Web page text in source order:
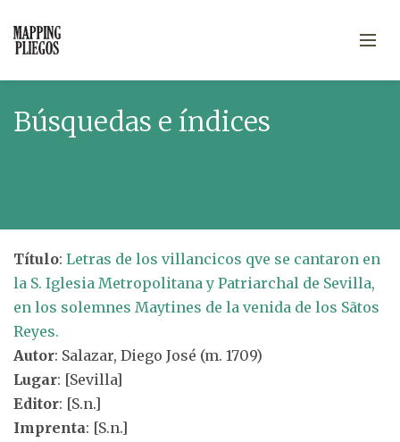
Búsquedas e índices
Título: Letras de los villancicos qve se cantaron en
la S. Iglesia Metropolitana y Patriarchal de Sevilla,
en los solemnes Maytines de la venida de los Sãtos
Reyes.
Autor: Salazar, Diego José (m. 1709)
Lugar: [Sevilla]
Editor: [S.n.]
Imprenta: [S.n.]